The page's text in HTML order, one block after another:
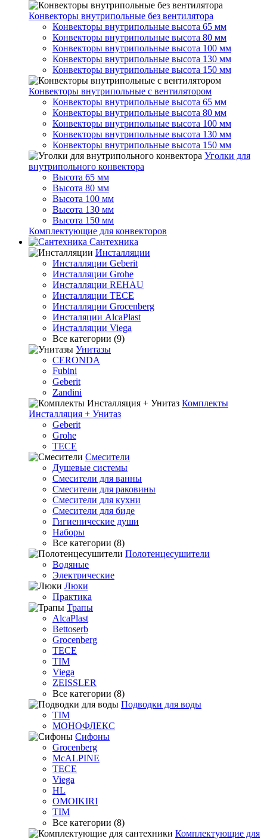
Конвекторы внутрипольные без вентилятора
Конвекторы внутрипольные высота 65 мм
Конвекторы внутрипольные высота 80 мм
Конвекторы внутрипольные высота 100 мм
Конвекторы внутрипольные высота 130 мм
Конвекторы внутрипольные высота 150 мм
Конвекторы внутрипольные с вентилятором
Конвекторы внутрипольные высота 65 мм
Конвекторы внутрипольные высота 80 мм
Конвекторы внутрипольные высота 100 мм
Конвекторы внутрипольные высота 130 мм
Конвекторы внутрипольные высота 150 мм
Уголки для
внутрипольного конвектора
Высота 65 мм
Высота 80 мм
Высота 100 мм
Высота 130 мм
Высота 150 мм
Комплектующие для конвекторов
Сантехника
Инсталляции
Инсталляции Geberit
Инсталляции Grohe
Инсталляции REHAU
Инсталляции TECE
Инсталляции Grocenberg
Инсталяции AlcaPlast
Инсталляции Viega
Все категории (9)
Унитазы
CERONDA
Fubini
Geberit
Zandini
Комплекты
Инсталляция + Унитаз
Geberit
Grohe
TECE
Смесители
Душевые системы
Смесители для ванны
Смесители для раковины
Смесители для кухни
Смесители для биде
Гигиенические души
Наборы
Все категории (8)
Полотенцесушители
Водяные
Электрические
Люки
Практика
Трапы
AlcaPlast
Bettoserb
Grocenberg
TECE
TIM
Viega
ZEISSLER
Все категории (8)
Подводки для воды
TIM
МОНОФЛЕКС
Сифоны
Grocenberg
McALPINE
TECE
Viega
HL
OMOIKIRI
TIM
Все категории (8)
Комплектующие для